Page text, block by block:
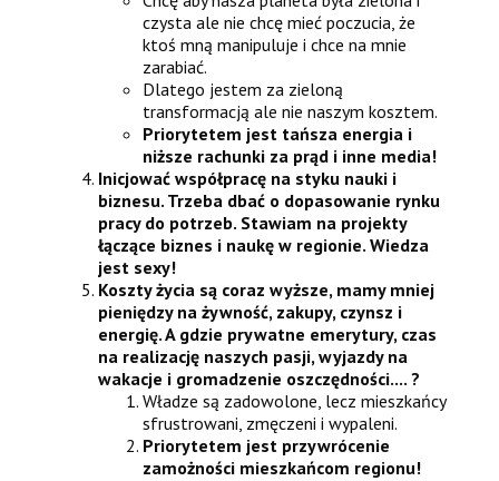
czysta ale nie chcę mieć poczucia, że
ktoś mną manipuluje i chce na mnie
zarabiać.
Dlatego jestem za zieloną
transformacją ale nie naszym kosztem.
Priorytetem jest tańsza energia i
niższe rachunki za prąd i inne media!
Inicjować współpracę na styku nauki i
biznesu. Trzeba dbać o dopasowanie rynku
pracy do potrzeb. Stawiam na projekty
łączące biznes i naukę w regionie. Wiedza
jest sexy!
Koszty życia są coraz wyższe, mamy mniej
pieniędzy na żywność, zakupy, czynsz i
energię. A gdzie prywatne emerytury, czas
na realizację naszych pasji, wyjazdy na
wakacje i gromadzenie oszczędności.... ?
Władze są zadowolone, lecz mieszkańcy
sfrustrowani, zmęczeni i wypaleni.
Priorytetem jest przywrócenie
zamożności mieszkańcom regionu!